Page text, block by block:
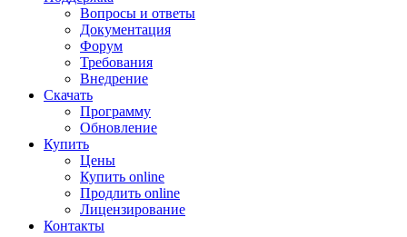
Вопросы и ответы
Документация
Форум
Требования
Внедрение
Скачать
Программу
Обновление
Купить
Цены
Купить online
Продлить online
Лицензирование
Контакты